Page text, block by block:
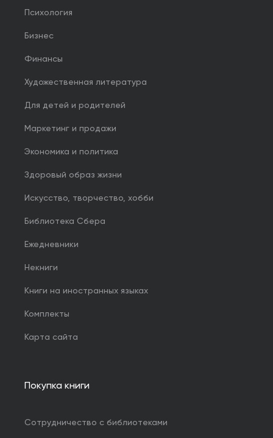
Психология
Бизнес
Финансы
Художественная литература
Для детей и родителей
Маркетинг и продажи
Экономика и политика
Здоровый образ жизни
Искусство, творчество, хобби
Библиотека Сбера
Ежедневники
Некниги
Книги на иностранных языках
Комплекты
Карта сайта
Покупка книги
Сотрудничество с библиотеками